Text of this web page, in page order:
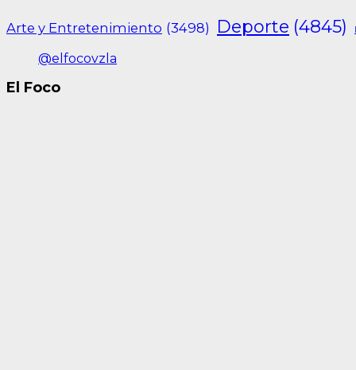
Arte y Entretenimiento (3498) Deporte (4845)
@elfocovzla
El Foco